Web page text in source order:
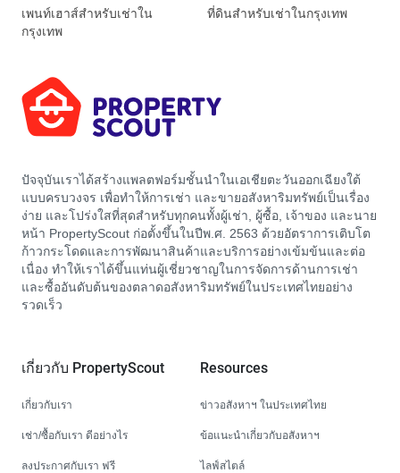
เพนท์เฮาส์สำหรับเช่าใน
กรุงเทพ
ที่ดินสำหรับเช่าในกรุงเทพ
ปัจจุบันเราได้สร้างแพลตฟอร์มชั้นนำในเอเชียตะวันออกเฉียงใต้
แบบครบวงจร เพื่อทำให้การเช่า และขายอสังหาริมทรัพย์เป็นเรื่อง
ง่าย และโปร่งใสที่สุดสำหรับทุกคนทั้งผู้เช่า, ผู้ซื้อ, เจ้าของ และนาย
หน้า PropertyScout ก่อตั้งขึ้นในปีพ.ศ. 2563 ด้วยอัตราการเติบโต
ก้าวกระโดดและการพัฒนาสินค้าและบริการอย่างเข้มข้นและต่อ
เนื่อง ทำให้เราได้ขึ้นแท่นผู้เชี่ยวชาญในการจัดการด้านการเช่า
และซื้ออันดับต้นของตลาดอสังหาริมทรัพย์ในประเทศไทยอย่าง
รวดเร็ว
เกี่ยวกับ PropertyScout
เกี่ยวกับเรา
เช่า/ซื้อกับเรา ดีอย่างไร
ลงประกาศกับเรา ฟรี
Resources
ข่าวอสังหาฯ ในประเทศไทย
ข้อแนะนำเกี่ยวกับอสังหาฯ
ไลฟ์สไตล์